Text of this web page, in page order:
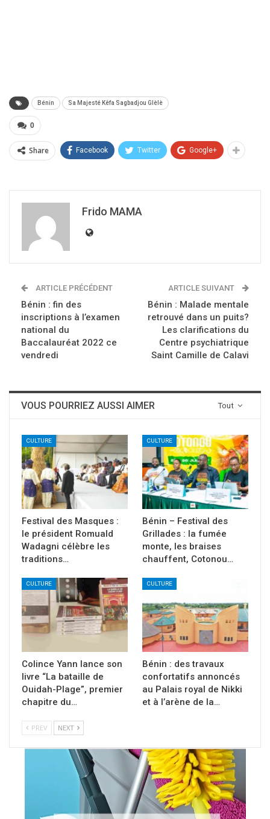
Bénin Sa Majesté Kêfa Sagbadjou Glèlè
0
Share Facebook Twitter Google+
Frido MAMA
ARTICLE PRÉCÉDENT
Bénin : fin des
inscriptions à l’examen
national du
Baccalauréat 2022 ce
vendredi
ARTICLE SUIVANT
Bénin : Malade mentale
retrouvé dans un puits?
Les clarifications du
Centre psychiatrique
Saint Camille de Calavi
Tout
VOUS POURRIEZ AUSSI AIMER
CULTURE
Festival des Masques :
le président Romuald
Wadagni célèbre les
traditions…
CULTURE
Bénin – Festival des
Grillades : la fumée
monte, les braises
chauffent, Cotonou…
CULTURE
Colince Yann lance son
livre “La bataille de
Ouidah-Plage”, premier
chapitre du…
CULTURE
Bénin : des travaux
confortatifs annoncés
au Palais royal de Nikki
et à l’arène de la…
PREV NEXT